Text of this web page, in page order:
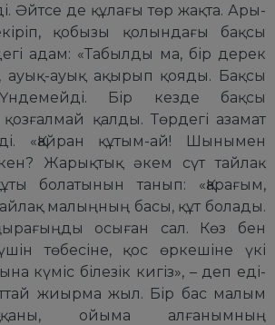
Әйтсе де құлағы төр жақта. Ары-
қобызы қолындағы бақсы
адам: «Табылды ма, бір дерек
ауық-ауық ақырып қояды. Бақсы
Бір кезде бақсы
қалды. Төрдегі азамат
«Қайран құтым-ай! Шынымен
Жарықтық әкем сүт тайлақ
болатынын танып: «Қарағым,
малыңның басы, құт болады.
осыған сал. Көз бен
төбесіне, қос өркешіне үкі
күміс білезік кигіз», – деп еді-
жиырма жыл. Бір бас малым
ойыма алғанымның